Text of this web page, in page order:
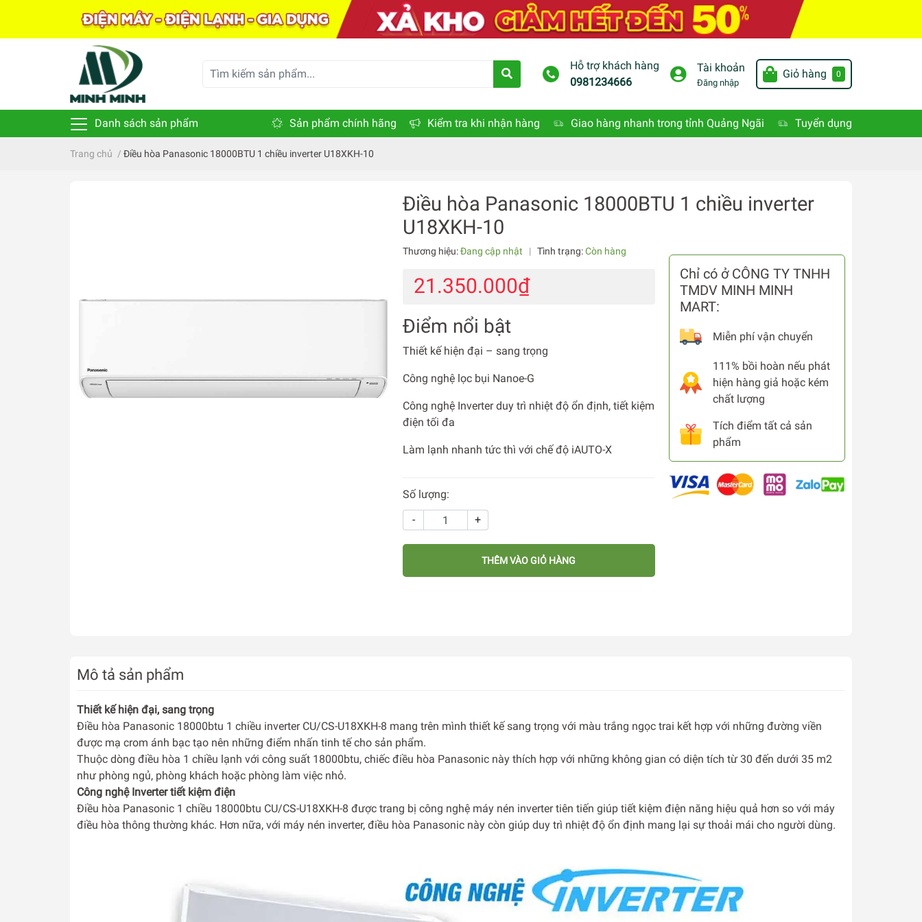
Hỗ trợ khách hàng
0981234666
Tài khoản
Đăng nhập
Giỏ hàng 0
Danh sách sản phẩm Sản phẩm chính hãng Kiểm tra khi nhận hàng Giao hàng nhanh trong tỉnh Quảng Ngãi Tuyển dụng
Trang chủ / Điều hòa Panasonic 18000BTU 1 chiều inverter U18XKH-10
Điều hòa Panasonic 18000BTU 1 chiều inverter
U18XKH-10
Thương hiệu:Đang cập nhật | Tình trạng:Còn hàng
21.350.000₫
Điểm nổi bật
Thiết kế hiện đại – sang trọng
Công nghệ lọc bụi Nanoe-G
Công nghệ Inverter duy trì nhiệt độ ổn định, tiết kiệm
điện tối đa
Làm lạnh nhanh tức thì với chế độ iAUTO-X
Số lượng:
-
+
THÊM VÀO GIỎ HÀNG
Chỉ có ở CÔNG TY TNHH
TMDV MINH MINH
MART:
Miễn phí vận chuyển
111% bồi hoàn nếu phát
hiện hàng giả hoặc kém
chất lượng
Tích điểm tất cả sản
phẩm
Mô tả sản phẩm
Thiết kế hiện đại, sang trọng
Điều hòa Panasonic 18000btu 1 chiều inverter CU/CS-U18XKH-8 mang trên mình thiết kế sang trọng với màu trắng ngọc trai kết hợp với những đường viền
được mạ crom ánh bạc tạo nên những điểm nhấn tinh tế cho sản phẩm.
Thuộc dòng điều hòa 1 chiều lạnh với công suất 18000btu, chiếc điều hòa Panasonic này thích hợp với những không gian có diện tích từ 30 đến dưới 35 m2
như phòng ngủ, phòng khách hoặc phòng làm việc nhỏ.
Công nghệ Inverter tiết kiệm điện
Điều hòa Panasonic 1 chiều 18000btu CU/CS-U18XKH-8 được trang bị công nghệ máy nén inverter tiên tiến giúp tiết kiệm điện năng hiệu quả hơn so với máy
điều hòa thông thường khác. Hơn nữa, với máy nén inverter, điều hòa Panasonic này còn giúp duy trì nhiệt độ ổn định mang lại sự thoải mái cho người dùng.